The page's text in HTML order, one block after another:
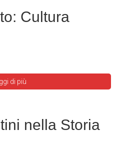
Cultura
di più
nella Storia